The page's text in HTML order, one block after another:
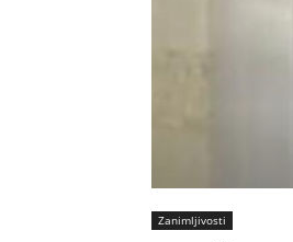
Zanimljivosti